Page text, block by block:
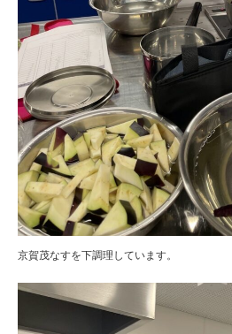
京賀茂なすを下調理しています。